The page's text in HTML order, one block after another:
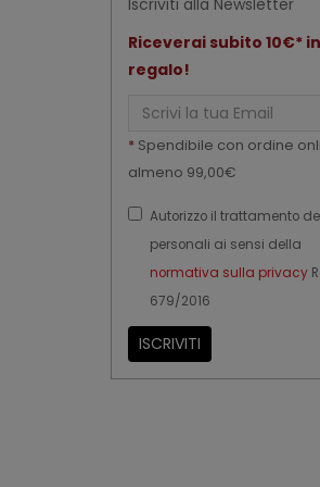
Iscriviti alla Newsletter
Riceverai subito 10€* in
regalo!
Email
* Spendibile con ordine
almeno 99,00€
Autorizzo il trattamento
personali ai sensi della
normativa sulla privacy
679/2016
ISCRIVITI